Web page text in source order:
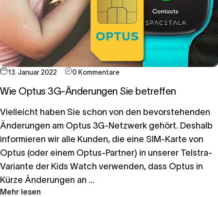
13. Januar 2022 0 Kommentare
Wie Optus 3G-Änderungen Sie betreffen
Vielleicht haben Sie schon von den bevorstehenden
Änderungen am Optus 3G-Netzwerk gehört. Deshalb
informieren wir alle Kunden, die eine SIM-Karte von
Optus (oder einem Optus-Partner) in unserer Telstra-
Variante der Kids Watch verwenden, dass Optus in
Kürze Änderungen an ...
Mehr lesen